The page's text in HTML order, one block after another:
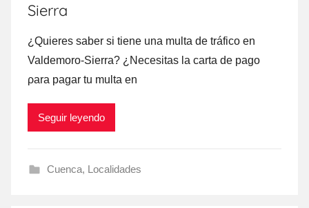
Sierra
¿Quieres saber ѕi tiene una multa dе tráfico en
Valdemoro-Sierra? ¿Necesitas la carta dе pago
ρara pagar tu multa en
Seguir leyendo
Cuenca, Localidades